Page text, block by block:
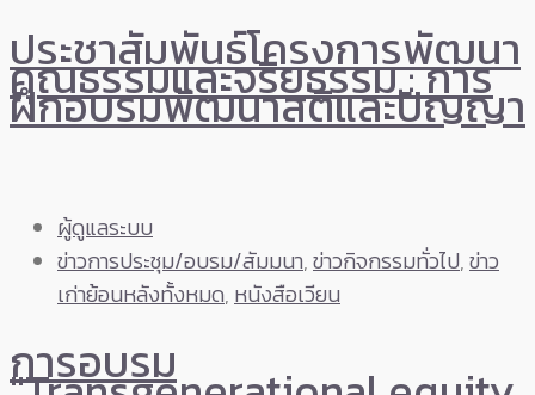
ประชาสัมพันธ์โครงการพัฒนา
คุณธรรมและจริยธรรม : การ
ฝึกอบรมพัฒนาสติและปัญญา
ผู้ดูแลระบบ
ข่าวการประชุม/อบรม/สัมมนา,ข่าวกิจกรรมทั่วไป,ข่าว
เก่าย้อนหลังทั้งหมด, หนังสือเวียน
การอบรม